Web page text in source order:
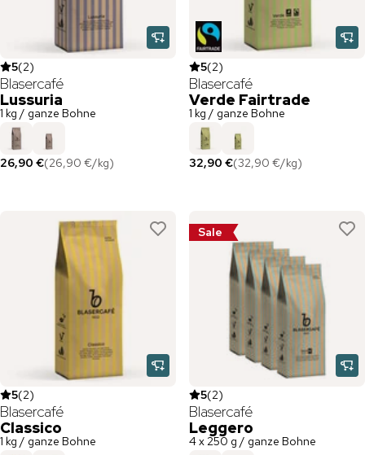
5(2)
Blasercafé
Lussuria
1 kg / ganze Bohne
26,90 €(26,90 €/kg)
5(2)
Blasercafé
Verde Fairtrade
1 kg / ganze Bohne
32,90 €(32,90 €/kg)
5(2)
Blasercafé
Classico
1 kg / ganze Bohne
Sale
5(2)
Blasercafé
Leggero
4 x 250 g / ganze Bohne